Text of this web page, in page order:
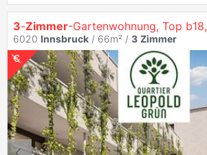
3-Zimmer-Gartenwohnung, Top b18,
6020 Innsbruck / 66m² / 3 Zimmer